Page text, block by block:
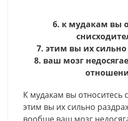
6. к мудакам вы
7. этим вы их
8. ваш мозг
К мудакам вы относитесь
этим вы их сильно